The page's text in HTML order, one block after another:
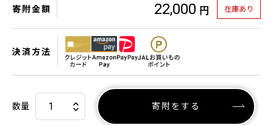
寄附金額 22,000 円 在庫あり
決済方法
数量 寄附をする